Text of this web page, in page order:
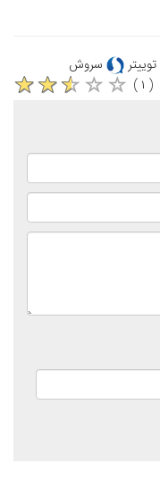
توییتر
سروش
( ۱ )